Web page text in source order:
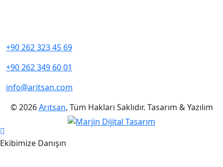
+90 262 323 45 69
+90 262 349 60 01
info@aritsan.com
© 2026Arıtsan, Tüm Hakları Saklıdır. Tasarım & Yazılım
Ekibimize Danışın